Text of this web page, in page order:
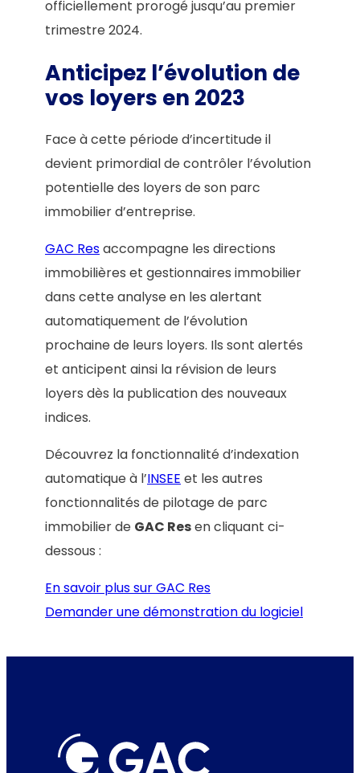
officiellement prorogé jusqu’au premier
trimestre 2024.
Anticipez l’évolution de
vos loyers en 2023
Face à cette période d’incertitude il
devient primordial de contrôler l’évolution
potentielle des loyers de son parc
immobilier d’entreprise.
GAC Resaccompagne les directions
immobilières et gestionnaires immobilier
dans cette analyse en les alertant
automatiquement de l’évolution
prochaine de leurs loyers. Ils sont alertés
et anticipent ainsi la révision de leurs
loyers dès la publication des nouveaux
indices.
Découvrez la fonctionnalité d’indexation
automatique à l’INSEE et les autres
fonctionnalités de pilotage de parc
immobilier de GAC Resen cliquant ci-
dessous :
En savoir plus sur GAC Res
Demander une démonstration du logiciel